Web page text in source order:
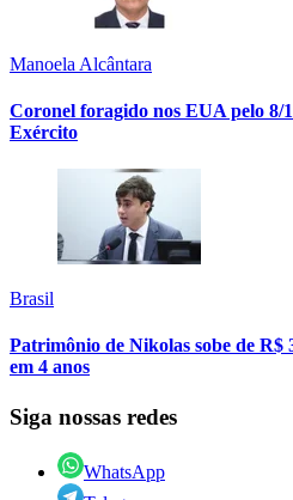
Manoela Alcântara
Coronel foragido nos EUA pelo 8/
Exército
Brasil
Patrimônio de Nikolas sobe de R$
em 4 anos
Siga nossas redes
WhatsApp